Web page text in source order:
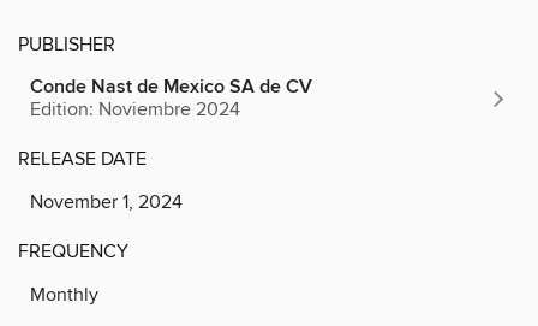
PUBLISHER
Conde Nast de Mexico SA de CV
Edition: Noviembre 2024
RELEASE DATE
November 1, 2024
FREQUENCY
Monthly